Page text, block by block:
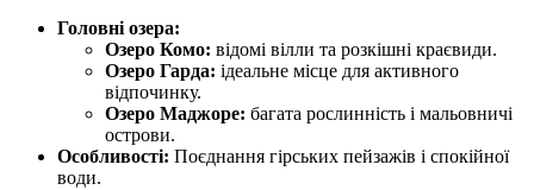
Головні озера:
Озеро Комо: відомі вілли та розкішні краєвиди.
Озеро Гарда: ідеальне місце для активного
відпочинку.
Озеро Маджоре: багата рослинність і мальовничі
острови.
Особливості: Поєднання гірських пейзажів і спокійної
води.